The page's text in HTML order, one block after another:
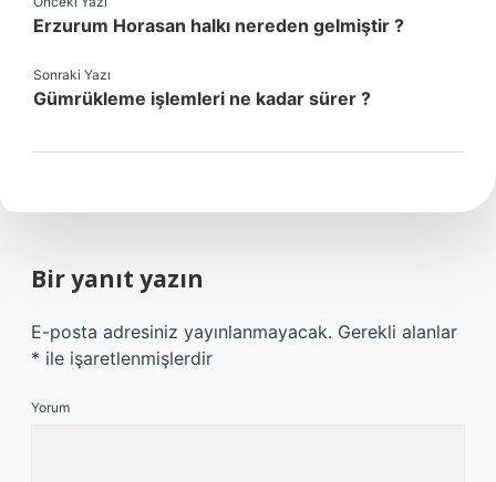
Erzurum Horasan halkı nereden gelmiştir ?
Sonraki Yazı
Gümrükleme işlemleri ne kadar sürer ?
Bir yanıt yazın
E-posta adresiniz yayınlanmayacak. Gerekli alanlar
* ile işaretlenmişlerdir
Yorum